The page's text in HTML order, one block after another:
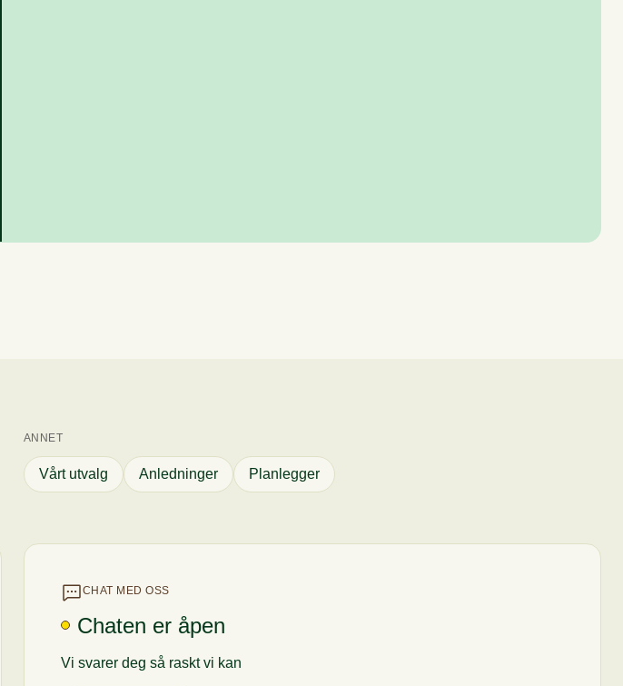
ANNET
Vårt utvalg Anledninger Planlegger
CHAT MED OSS
Chaten er åpen
Vi svarer deg så raskt vi kan